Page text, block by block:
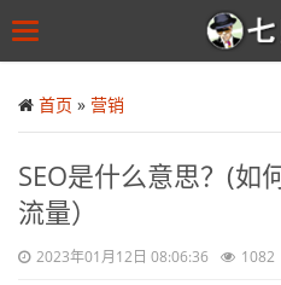
to
main
Toggle
首页 » 营销
SEO是什么意思？(如
流量）
2023年01月12日 08:06:36 1082